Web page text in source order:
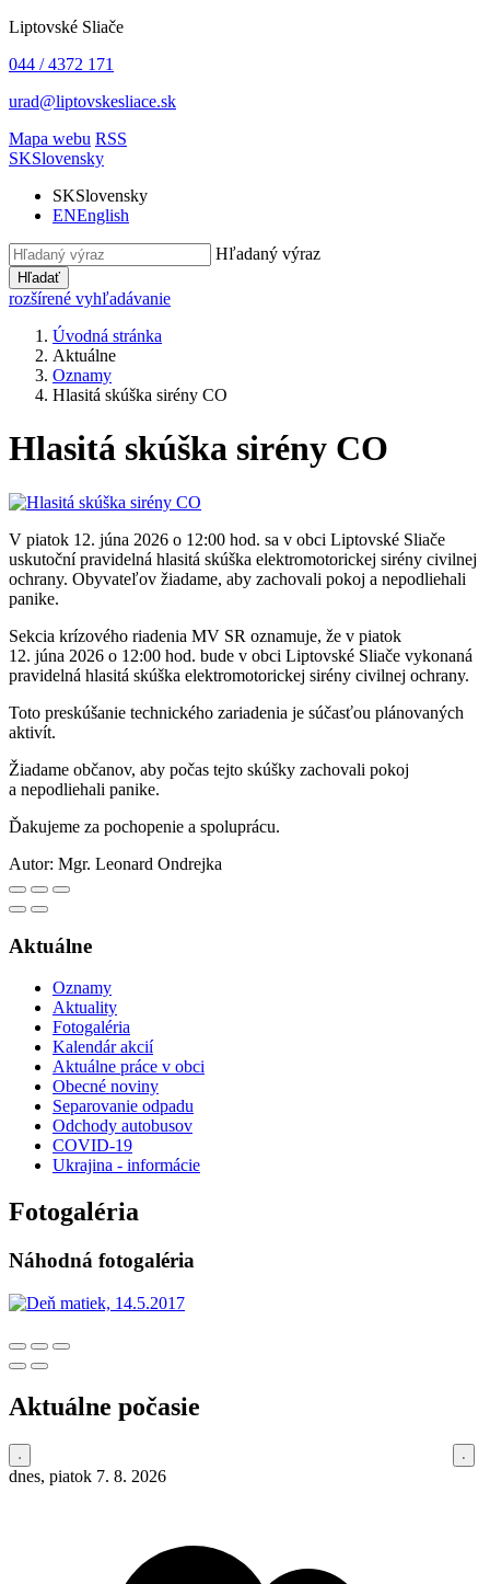
Liptovské Sliače
044 / 4372 171
urad@liptovskesliace.sk
Mapa webu RSS
SKSlovensky
SKSlovensky
ENEnglish
Hľadaný výraz
Hľadať
rozšírené vyhľadávanie
Úvodná stránka
Aktuálne
Oznamy
Hlasitá skúška sirény CO
Hlasitá skúška sirény CO
V piatok 12. júna 2026 o 12:00 hod. sa v obci Liptovské Sliače
uskutoční pravidelná hlasitá skúška elektromotorickej sirény civilnej
ochrany. Obyvateľov žiadame, aby zachovali pokoj a nepodliehali
panike.
Sekcia krízového riadenia MV SR oznamuje, že v piatok
12. júna 2026 o 12:00 hod. bude v obci Liptovské Sliače vykonaná
pravidelná hlasitá skúška elektromotorickej sirény civilnej ochrany.
Toto preskúšanie technického zariadenia je súčasťou plánovaných
aktivít.
Žiadame občanov, aby počas tejto skúšky zachovali pokoj
a nepodliehali panike.
Ďakujeme za pochopenie a spoluprácu.
Autor: Mgr. Leonard Ondrejka
Aktuálne
Oznamy
Aktuality
Fotogaléria
Kalendár akcií
Aktuálne práce v obci
Obecné noviny
Separovanie odpadu
Odchody autobusov
COVID-19
Ukrajina - informácie
Fotogaléria
Náhodná fotogaléria
Aktuálne počasie
dnes, piatok 7. 8. 2026